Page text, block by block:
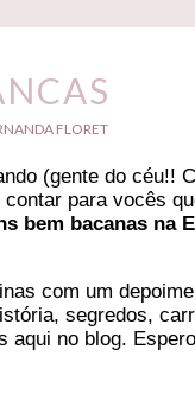
FLORET
(gente do céu!!
para vocês
bem bacanas na
com um
segredos,
aqui no blog.